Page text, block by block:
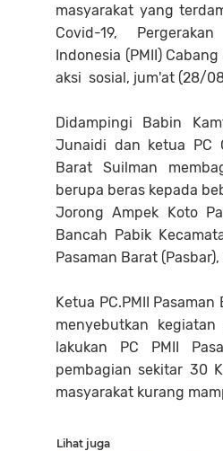
masyarakat yang
Covid-19,
Indonesia (PMII)
aksi sosial, jum'at (28/
Didampingi Babin
Junaidi dan ketua PC
Barat Suilman
berupa beras kepada
Jorong Ampek Koto
Bancah Pabik
Pasaman Barat
Ketua PC.PMII
menyebutkan
lakukan PC PMII
pembagian sekitar 30
masyarakat kurang
Lihat juga